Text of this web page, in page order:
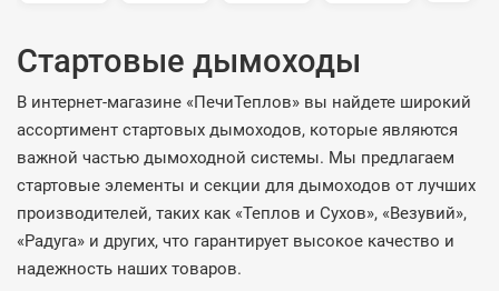
Стартовые дымоходы
В интернет-магазине «ПечиТеплов» вы найдете широкий
ассортимент стартовых дымоходов, которые являются
важной частью дымоходной системы. Мы предлагаем
стартовые элементы и секции для дымоходов от лучших
производителей, таких как «Теплов и Сухов», «Везувий»,
«Радуга» и других, что гарантирует высокое качество и
надежность наших товаров.